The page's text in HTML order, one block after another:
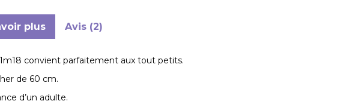
plus Avis (2)
convient parfaitement aux tout petits.
de 60 cm.
d’un adulte.